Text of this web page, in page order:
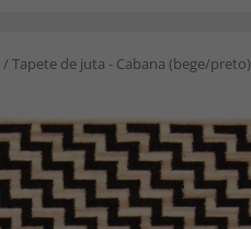
/Tapete de juta - Cabana (bege/preto)